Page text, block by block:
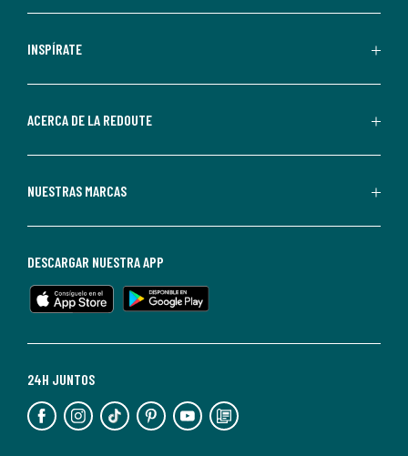
comerciales
personalizadas
parte
Redoute.
de
en
cualquier
Para
información,
puedes
INSPÍRATE
ACERCA DE LA REDOUTE
NUESTRAS MARCAS
24H JUNTOS
DESCARGAR NUESTRA APP